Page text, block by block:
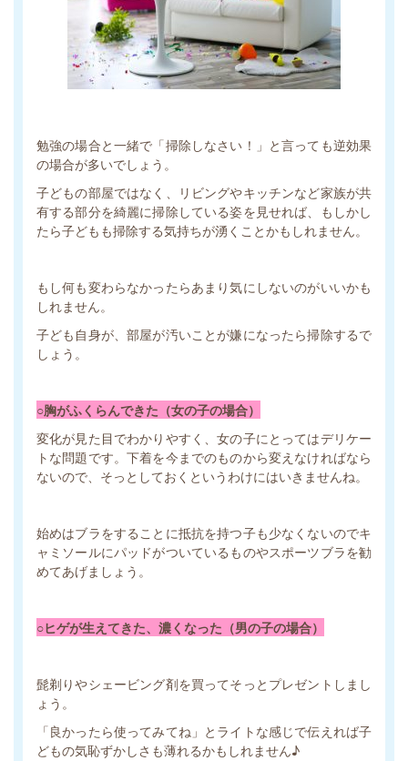
勉強の場合と一緒で「掃除しなさい！」と言っても逆効果
の場合が多いでしょう。
子どもの部屋ではなく、リビングやキッチンなど家族が共
有する部分を綺麗に掃除している姿を見せれば、もしかし
たら子どもも掃除する気持ちが湧くことかもしれません。
もし何も変わらなかったらあまり気にしないのがいいかも
しれません。
子ども自身が、部屋が汚いことが嫌になったら掃除するで
しょう。
○胸がふくらんできた（女の子の場合）
変化が見た目でわかりやすく、女の子にとってはデリケー
トな問題です。下着を今までのものから変えなければなら
ないので、そっとしておくというわけにはいきませんね。
始めはブラをすることに抵抗を持つ子も少なくないのでキ
ャミソールにパッドがついているものやスポーツブラを勧
めてあげましょう。
○ヒゲが生えてきた、濃くなった（男の子の場合）
髭剃りやシェービング剤を買ってそっとプレゼントしまし
ょう。
「良かったら使ってみてね」とライトな感じで伝えれば子
どもの気恥ずかしさも薄れるかもしれません♪